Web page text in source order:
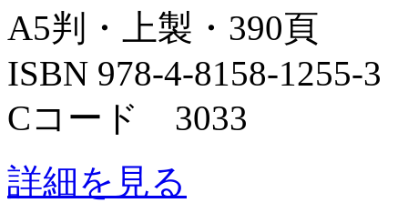
A5判・上製・390頁
ISBN 978-4-8158-1255-3
Cコード 3033
詳細を見る